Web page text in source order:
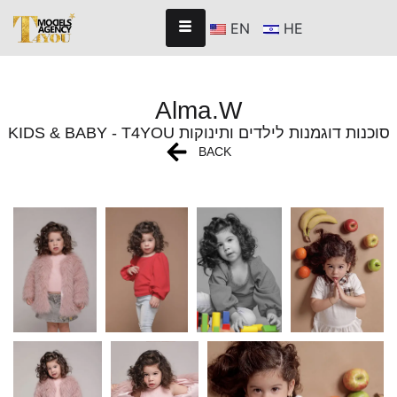
EN HE
Alma.W
KIDS & BABY - T4YOU סוכנות דוגמנות לילדים ותינוקות
BACK